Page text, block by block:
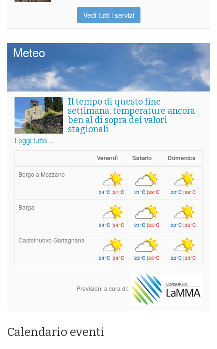
Vedi tutti i servizi
Meteo
Il tempo di questo fine
settimana. temperature ancora
ben al di sopra dei valori
stagionali
Leggi tutto…
Venerdì Sabato Domenica
Borgo a Mozzano
24°C|37°C 21°C|38°C 22°C |38°C
Barga
24°C|34°C 21°C|35°C 22°C |35°C
Castelnuovo Garfagnana
24°C|34°C 22°C|35°C 22°C |35°C
Previsioni a cura di:
Calendario eventi